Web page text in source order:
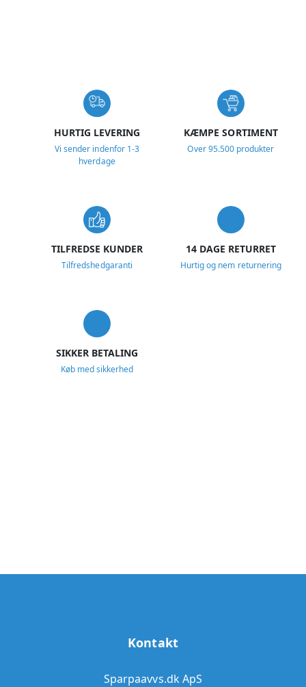
HURTIG LEVERING
Vi sender indenfor 1-3
hverdage
KÆMPE SORTIMENT
Over 95.500 produkter
TILFREDSE KUNDER
Tilfredshedgaranti
14 DAGE RETURRET
Hurtig og nem returnering
SIKKER BETALING
Køb med sikkerhed
Kontakt
Sparpaavvs.dk ApS